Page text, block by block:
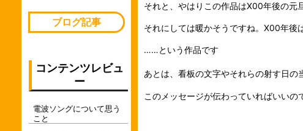
それと、やはりこの作品はX00年後の元
それにしては暖かそうですね。X00年後
……という作品です
あとは、看板の文字やそれらの射す日
このメッセージが伝わっていればいいの
ブログ記事
コンテンツレビュ
ー
電波ソングについて思う
こと